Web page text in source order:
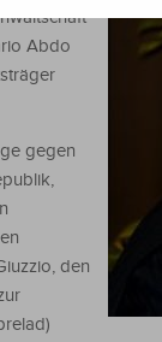
Abdo
gegen
den